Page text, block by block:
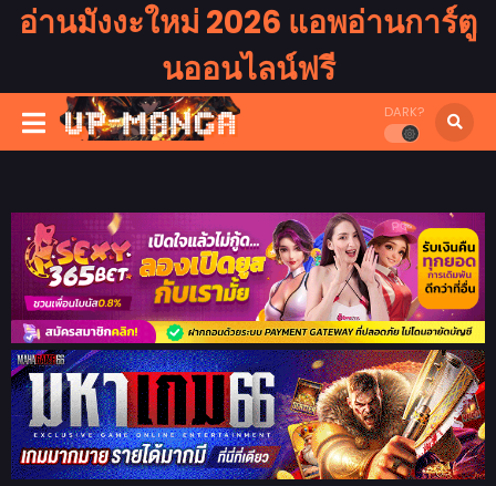
อ่านมังงะใหม่ 2026 แอพอ่านการ์ตู
นออนไลน์ฟรี
DARK?